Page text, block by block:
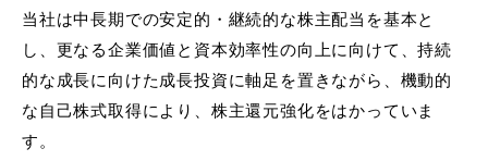
当社は中長期での安定的・継続的な株主配当を基本と
し、更なる企業価値と資本効率性の向上に向けて、持続
的な成長に向けた成長投資に軸足を置きながら、機動的
な自己株式取得により、株主還元強化をはかっていま
す。